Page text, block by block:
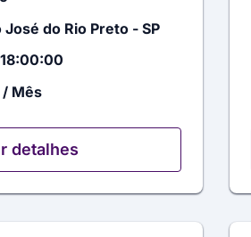
do Rio Preto - SP
/ Mês
detalhes